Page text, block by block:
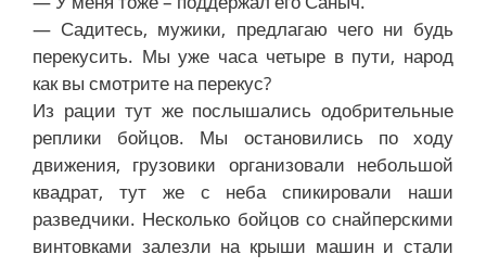
— Садитесь, мужики, предлагаю чего ни будь
перекусить. Мы уже часа четыре в пути, народ
как вы смотрите на перекус?
Из рации тут же послышались одобрительные
реплики бойцов. Мы остановились по ходу
движения, грузовики организовали небольшой
квадрат, тут же с неба спикировали наши
разведчики. Несколько бойцов со снайперскими
винтовками залезли на крыши машин и стали